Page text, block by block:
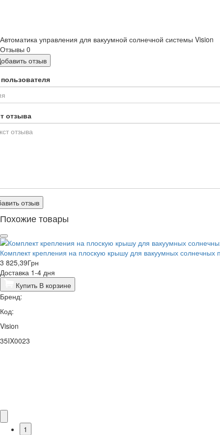
Автоматика управления для вакуумной солнечной системы Vision
Отзывы 0
отзыв
отзыва
отзыв
Похожие товары
Комплект крепления на плоскую крышу для вакуумных солнечных
3 825,39Грн
Доставка 1-4 дня
Купить В корзине
Бренд:
Код:
Vision
35IX0023
1